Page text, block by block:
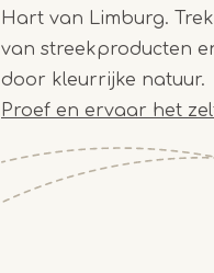
Hart van Limburg.
van streekproducten
door kleurrijke natuur.
Proef en ervaar het